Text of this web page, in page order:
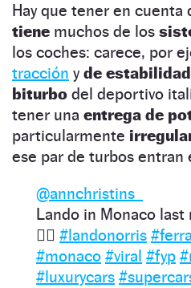
Hay que tener en cuenta
tiene muchos de los
los coches: carece, por
tracción yde estabilidad
biturbo del deportivo
tener una entrega de
particularmente
ese par de turbos entran
@annchristins_
Lando in Monaco
❤️‍🔥 #landonorris
#monaco #viral #fyp
#luxurycars